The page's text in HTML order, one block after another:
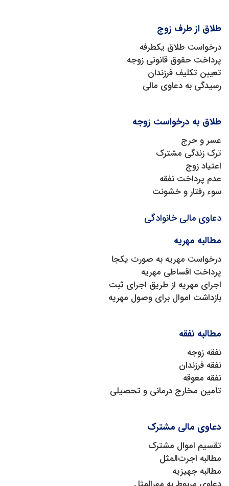
طلاق از طرف زوج
درخواست طلاق یکطرفه
پرداخت حقوق قانونی زوجه
تعیین تکلیف فرزندان
رسیدگی به دعاوی مالی
طلاق به درخواست زوجه
عسر و حرج
ترک زندگی مشترک
اعتیاد زوج
عدم پرداخت نفقه
سوء رفتار و خشونت
دعاوی مالی خانوادگی
مطالبه مهریه
درخواست مهریه به صورت یکجا
پرداخت اقساطی مهریه
اجرای مهریه از طریق اجرای ثبت
بازداشت اموال برای وصول مهریه
مطالبه نفقه
نفقه زوجه
نفقه فرزندان
نفقه معوقه
تأمین مخارج درمانی و تحصیلی
دعاوی مالی مشترک
تقسیم اموال مشترک
مطالبه اجرت‌المثل
مطالبه جهیزیه